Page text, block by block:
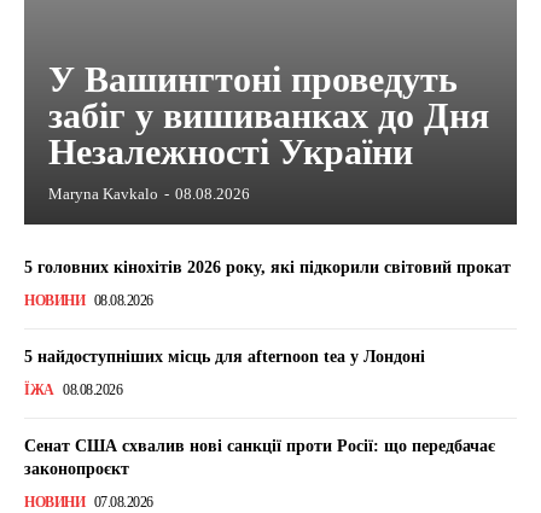
У Вашингтоні проведуть
забіг у вишиванках до Дня
Незалежності України
Maryna Kavkalo - 08.08.2026
5 головних кінохітів 2026 року, які підкорили світовий прокат
НОВИНИ 08.08.2026
5 найдоступніших місць для afternoon tea у Лондоні
ЇЖА 08.08.2026
Сенат США схвалив нові санкції проти Росії: що передбачає
законопроєкт
НОВИНИ 07.08.2026